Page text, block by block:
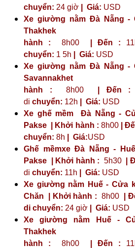
chuyển: 24 giờ | Giá: USD
Xe giường nằm Đà Nẵng -
hành : 8h00 | Đến :
chuyển: 1 5h Giá: USD
Xe giường nằm Đà Nẵng -
hành : 8h00| Đến :
di chuyển: 12h Giá: USD
Xe ghế mềm Đà Nẵng -
Pakse | Khởi hành : 8h00|
chuyển: 8h Giá:USD
Ghế mềmxe Đà Nẵng -
Pakse | Khởi hành : 5h30|
di chuyển: 11h Giá: USD
Xe giường nằm Huế - Cửa
Chăn | Khởi hành : 8h00|
di chuyển: 24 giờ | Giá: USD
Xe giường nằm Huế -
hành : 8h00 | Đến :